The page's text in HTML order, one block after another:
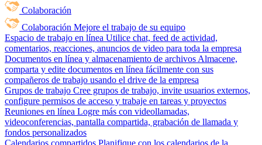
Colaboración
Colaboración Mejore el trabajo de su equipo
Espacio de trabajo en línea Utilice chat, feed de actividad,
comentarios, reacciones, anuncios de video para toda la empresa
Documentos en línea y almacenamiento de archivos Almacene,
comparta y edite documentos en línea fácilmente con sus
compañeros de trabajo usando el drive de la empresa
Grupos de trabajo Cree grupos de trabajo, invite usuarios externos,
configure permisos de acceso y trabaje en tareas y proyectos
Reuniones en línea Logre más con videollamadas,
videoconferencias, pantalla compartida, grabación de llamada y
fondos personalizados
Calendarios compartidos Planifique con los calendarios de la